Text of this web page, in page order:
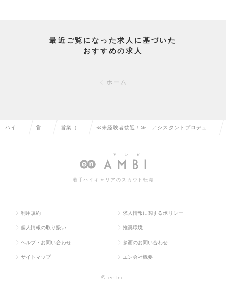
最近ご覧になった求人に基づいた
おすすめの求人
ホーム
ハイク 営業 営業（法 ≪未経験者歓迎！≫ アシスタントプロデュー
スタント業務の求人情報
若手ハイキャリアのスカウト転職
利用規約 求人情報に関するポリシー
個人情報の取り扱い 推奨環境
ヘルプ・お問い合わせ 参画のお問い合わせ
サイトマップ エン会社概要
© en Inc.